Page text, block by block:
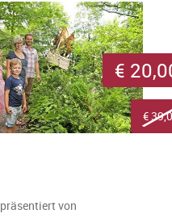
präsentiert von
€
€